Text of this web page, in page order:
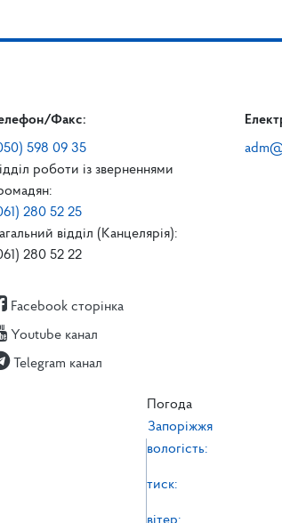
Факс:
598 09 35
роботи із зверненнями
280 52 25
відділ (Канцелярія):
280 52 22
Facebook сторінка
Youtube канал
Telegram канал
Погода
Запоріжжя
вологість:
тиск:
вітер: